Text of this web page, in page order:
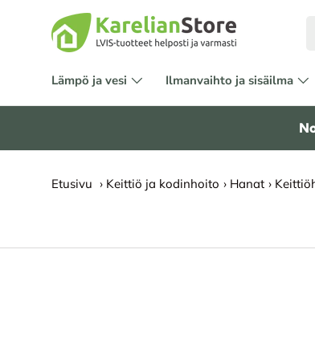
HYPPÄÄ SISÄLTÖÖN
Lämpö ja vesi Ilmanvaihto ja sisäilma
Tarvikkeet ja asennus
Outlet
Etusivu › Keittiö ja kodinhoito › Hanat ›